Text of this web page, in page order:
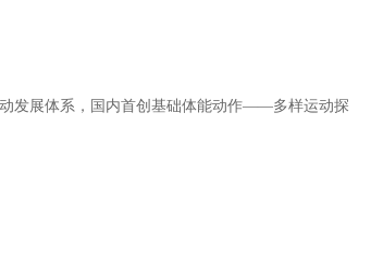
发展体系，国内首创基础体能动作——多样运动探